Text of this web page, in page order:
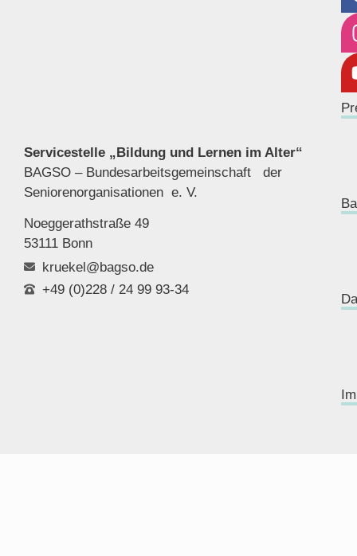
Servicestelle „Bildung und Lernen im Alter“
BAGSO – Bundesarbeitsgemeinschaft der
Seniorenorganisationen e. V.
Noeggerathstraße 49
53111 Bonn
kruekel@bagso.de
+49 (0)228 / 24 99 93-34